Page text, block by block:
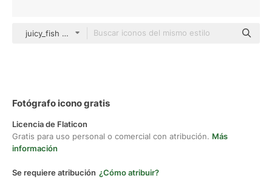
juicy_fish Outline Color
Fotógrafo icono gratis
Licencia de Flaticon
Gratis para uso personal o comercial con atribución. Más
información
Se requiere atribución ¿Cómo atribuir?